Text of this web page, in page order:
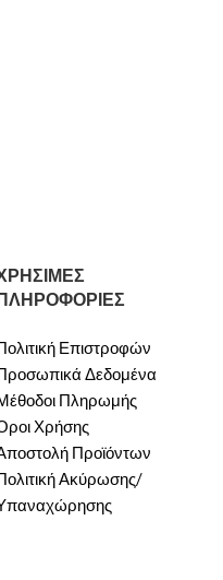
Επιστροφών
Δεδομένα
Πληρωμής
Χρήσης
Προϊόντων
Ακύρωσης/